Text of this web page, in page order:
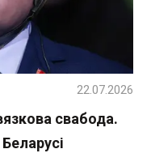
свабода.
22.07.2026